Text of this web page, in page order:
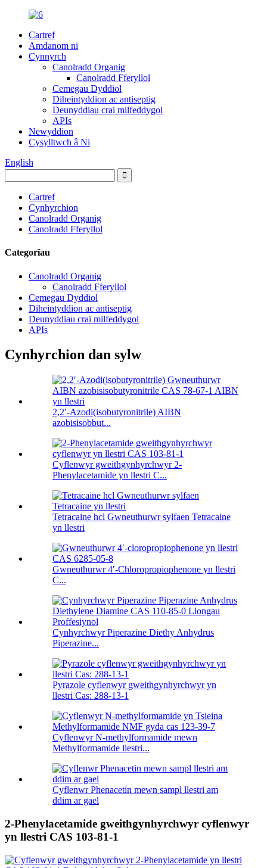
Cartref
Amdanom ni
Cynnyrch
Canolradd Organig
Canolradd Fferyllol
Cemegau Dyddiol
Diheintyddion ac antiseptig
Deunyddiau crai milfeddygol
APIs
Newyddion
Cysylltwch â Ni
English
Cartref
Cynhyrchion
Canolradd Organig
Canolradd Fferyllol
Categorïau
Canolradd Organig
Canolradd Fferyllol
Cemegau Dyddiol
Diheintyddion ac antiseptig
Deunyddiau crai milfeddygol
APIs
Cynhyrchion dan sylw
2,2′-Azodi(isobutyronitrile) AIBN
azobisisobbut...
Cyflenwyr gweithgynhyrchwyr 2-
Phenylacetamide yn llestri C...
Tetracaine hcl Gwneuthurwr sylfaen Tetracaine
yn llestri
Gwneuthurwr 4′-Chloropropiophenone yn llestri
C...
Cynhyrchwyr Piperazine Diethy Anhydrus
Piperazine...
Pyrazole cyflenwyr gweithgynhyrchwyr yn
llestri Cas: 288-13-1
Cyflenwyr N-methylformamide mewn
Methylformamide llestri...
Cyflenwr Phenacetin mewn sampl llestri am
ddim ar gael
2-Phenylacetamide gweithgynhyrchwyr cyflenwyr
yn llestri CAS 103-81-1